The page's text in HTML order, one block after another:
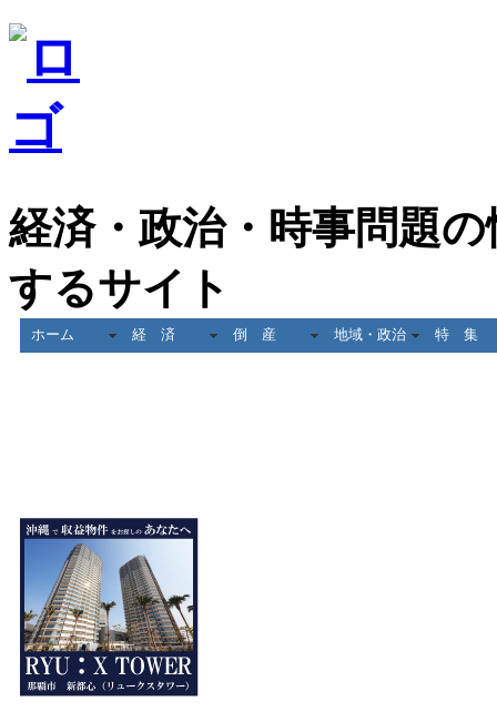
経済・政治・時事問題
するサイト
ホーム 経 済 倒 産 地域・政治 特 集